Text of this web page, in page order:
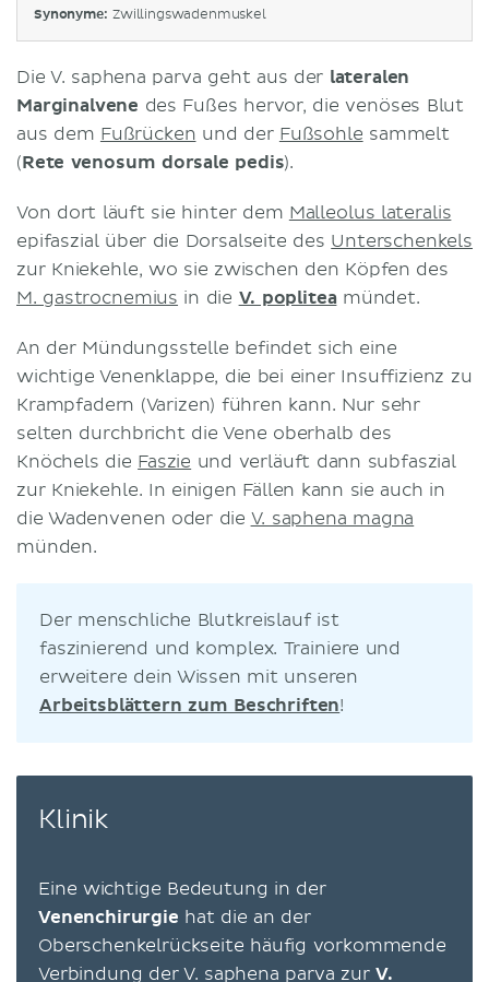
Synonyme: Zwillingswadenmuskel
Die V. saphena parva geht aus der lateralen
Marginalvene des Fußes hervor, die venöses Blut
aus dem Fußrücken und der Fußsohle sammelt
(Rete venosum dorsale pedis).
Von dort läuft sie hinter dem Malleolus lateralis
epifaszial über die Dorsalseite des Unterschenkels
zur Kniekehle, wo sie zwischen den Köpfen des
M. gastrocnemius in die V. poplitea mündet.
An der Mündungsstelle befindet sich eine
wichtige Venenklappe, die bei einer Insuffizienz zu
Krampfadern (Varizen) führen kann. Nur sehr
selten durchbricht die Vene oberhalb des
Knöchels die Faszie und verläuft dann subfaszial
zur Kniekehle. In einigen Fällen kann sie auch in
die Wadenvenen oder die V. saphena magna
münden.
Der menschliche Blutkreislauf ist
faszinierend und komplex. Trainiere und
erweitere dein Wissen mit unseren
Arbeitsblättern zum Beschriften!
Klinik
Eine wichtige Bedeutung in der
Venenchirurgie hat die an der
Oberschenkelrückseite häufig vorkommende
Verbindung der V. saphena parva zur V.